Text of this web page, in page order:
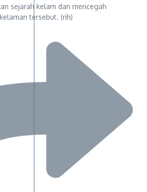
sejarah kelam dan mencegah
tersebut. (rih)